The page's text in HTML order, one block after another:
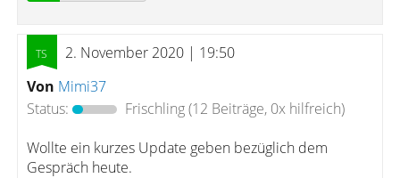
2. November 2020 | 19:50
Von Mimi37
Status:
Frischling(12 Beiträge, 0x hilfreich)
Wollte ein kurzes Update geben bezüglich dem
Gespräch heute.